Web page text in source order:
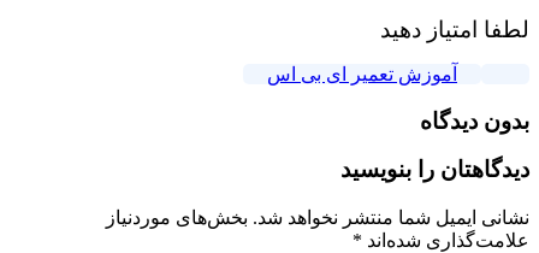
لطفا امتیاز دهید
آموزش تعمیر ای بی اس
بدون دیدگاه
دیدگاهتان را بنویسید
نشانی ایمیل شما منتشر نخواهد شد. بخش‌های موردنیاز
علامت‌گذاری شده‌اند *